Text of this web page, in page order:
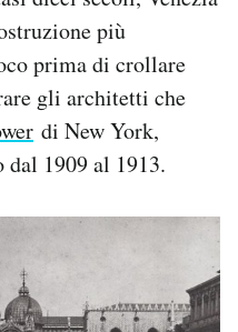
più
prima di crollare
gli architetti che
di New York,
1909 al 1913.